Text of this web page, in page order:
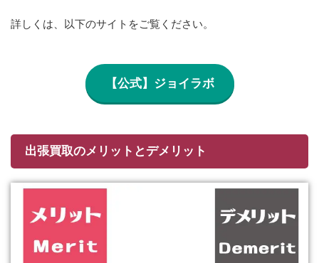
詳しくは、以下のサイトをご覧ください。
【公式】ジョイラボ
出張買取のメリットとデメリット